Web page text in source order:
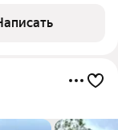
границе. ГАЗ ПО